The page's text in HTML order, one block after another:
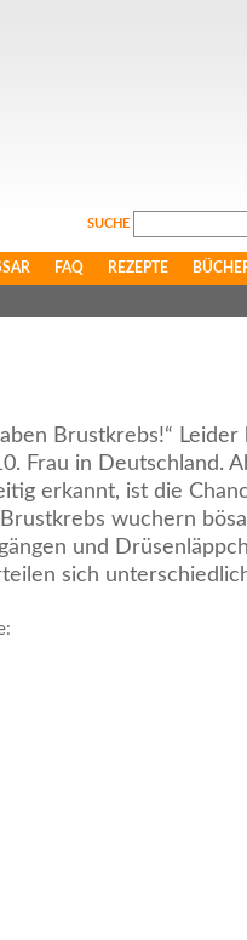
SUCHE
FAQ REZEPTE
Brustkrebs!“
Frau in Deutschland.
erkannt, ist die
wuchern
und
sich